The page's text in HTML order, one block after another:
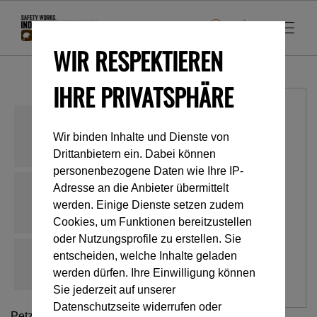
WIR RESPEKTIEREN
IHRE PRIVATSPHÄRE
Wir binden Inhalte und Dienste von
Drittanbietern ein. Dabei können
personenbezogene Daten wie Ihre IP-
Adresse an die Anbieter übermittelt
werden. Einige Dienste setzen zudem
Cookies, um Funktionen bereitzustellen
oder Nutzungsprofile zu erstellen. Sie
entscheiden, welche Inhalte geladen
werden dürfen. Ihre Einwilligung können
Sie jederzeit auf unserer
Datenschutzseite widerrufen oder